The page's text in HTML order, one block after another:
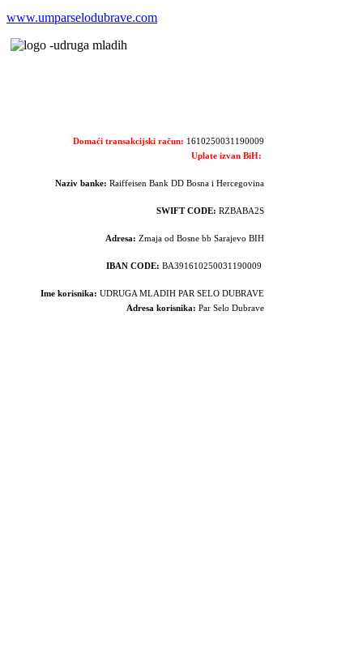
www.umparselodubrave.com
Domaći transakcijski račun: 1610250031190009
Uplate izvan BiH:
Naziv banke: Raiffeisen Bank DD Bosna i Hercegovina
SWIFT CODE: RZBABA2S
Adresa:Zmaja od Bosne bb Sarajevo BIH
IBAN CODE: BA391610250031190009
Ime korisnika: UDRUGA MLADIH PAR SELO DUBRAVE
Adresa korisnika: Par Selo Dubrave